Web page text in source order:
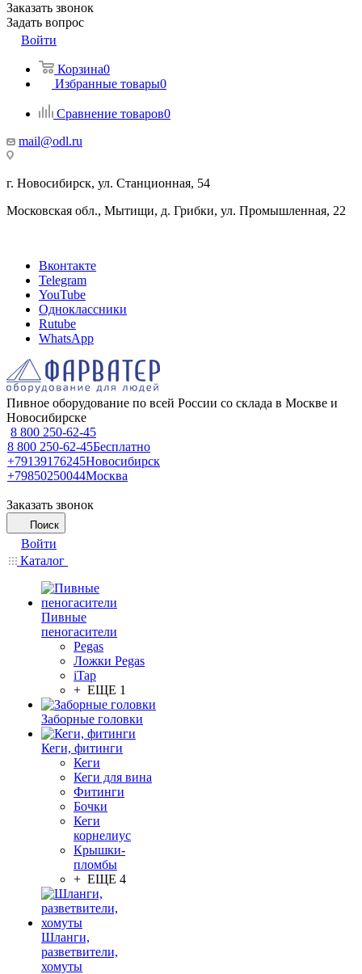
Заказать звонок
Задать вопрос
Войти
Корзина0
Избранные товары0
Сравнение товаров0
mail@odl.ru
г. Новосибирск, ул. Станционная, 54
Московская обл., Мытищи, д. Грибки, ул. Промышленная, 22
Вконтакте
Telegram
YouTube
Одноклассники
Rutube
WhatsApp
Пивное оборудование по всей России со склада в Москве и
Новосибирске
8 800 250-62-45
8 800 250-62-45Бесплатно
+79139176245Новосибирск
+79850250044Москва
Заказать звонок
Поиск
Войти
Каталог
Пивные
пеногасители
Pegas
Ложки Pegas
iTap
+ ЕЩЕ 1
Заборные головки
Кеги, фитинги
Кеги
Кеги для вина
Фитинги
Бочки
Кеги
корнелиус
Крышки-
пломбы
+ ЕЩЕ 4
Шланги,
разветвители,
хомуты